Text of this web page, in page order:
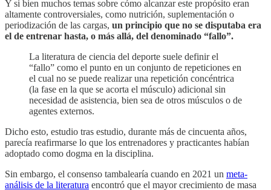
Y si bien muchos temas sobre cómo alcanzar este propósito eran
altamente controversiales, como nutrición, suplementación o
periodización de las cargas, un principio que no se disputaba era
el de entrenar hasta, o más allá, del denominado “fallo”.
La literatura de ciencia del deporte suele definir el
“fallo” como el punto en un conjunto de repeticiones en
el cual no se puede realizar una repetición concéntrica
(la fase en la que se acorta el músculo) adicional sin
necesidad de asistencia, bien sea de otros músculos o de
agentes externos.
Dicho esto, estudio tras estudio, durante más de cincuenta años,
parecía reafirmarse lo que los entrenadores y practicantes habían
adoptado como dogma en la disciplina.
Sin embargo, el consenso tambalearía cuando en 2021 un meta-
análisis de la literatura encontró que el mayor crecimiento de masa